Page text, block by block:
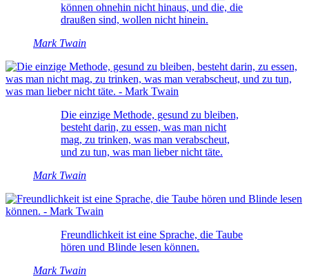
können ohnehin nicht hinaus, und die, die
draußen sind, wollen nicht hinein.
Mark Twain
Die einzige Methode, gesund zu bleiben,
besteht darin, zu essen, was man nicht
mag, zu trinken, was man verabscheut,
und zu tun, was man lieber nicht täte.
Mark Twain
Freundlichkeit ist eine Sprache, die Taube
hören und Blinde lesen können.
Mark Twain